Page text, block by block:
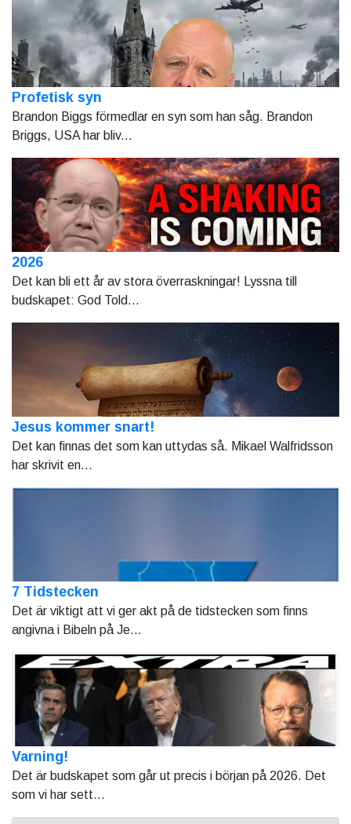
Profetisk syn
Brandon Biggs förmedlar en syn som han såg. Brandon
Briggs, USA har bliv...
2026
Det kan bli ett år av stora överraskningar! Lyssna till
budskapet: God Told...
Jesus kommer snart!
Det kan finnas det som kan uttydas så. Mikael Walfridsson
har skrivit en...
7 Tidstecken
Det är viktigt att vi ger akt på de tidstecken som finns
angivna i Bibeln på Je...
Varning!
Det är budskapet som går ut precis i början på 2026. Det
som vi har sett...